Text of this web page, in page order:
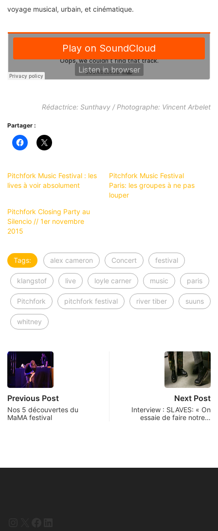
voyage musical, urbain, et cinématique.
Rédactrice: Sunthavy / Photographe: Vincent Arbelet
Partager :
Pitchfork Music Festival : les
lives à voir absolument
Pitchfork Music Festival
Paris: les groupes à ne pas
louper
Pitchfork Closing Party au
Silencio // 1er novembre
2015
Tags: alex cameron Concert festival
klangstof live loyle carner music paris
Pitchfork pitchfork festival river tiber suuns
whitney
Previous Post
Nos 5 découvertes du
MaMA festival
Next Post
Interview : SLAVES: « On
essaie de faire notre…